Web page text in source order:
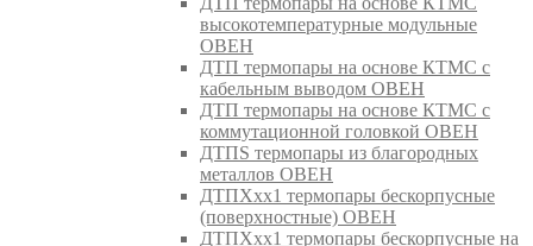
высокотемпературные модульные
ОВЕН
ДТП термопары на основе КТМС с
кабельным выводом ОВЕН
ДТП термопары на основе КТМС с
коммутационной головкой ОВЕН
ДТПS термопары из благородных
металлов ОВЕН
ДТПХхх1 термопары бескорпусные
(поверхностные) ОВЕН
ДТПХхх1 термопары бескорпусные на